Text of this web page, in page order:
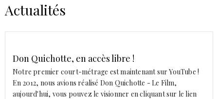
Actualités
Don Quichotte, en accès libre !
Notre premier court-métrage est maintenant sur YouTube !
En 2012, nous avions réalisé Don Quichotte - Le Film,
aujourd'hui, vous pouvez le visionner en cliquant sur le lien